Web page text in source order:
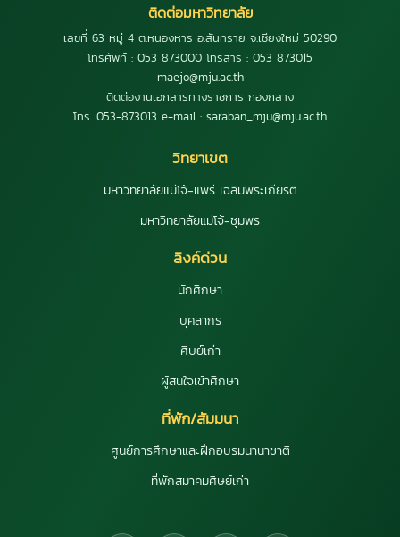
ติดต่อมหาวิทยาลัย
เลขที่ 63 หมู่ 4 ต.หนองหาร อ.สันทราย จ.เชียงใหม่ 50290
โทรศัพท์ : 053 873000 โทรสาร : 053 873015
maejo@mju.ac.th
ติดต่องานเอกสารทางราชการ กองกลาง
โทร. 053-873013 e-mail : saraban_mju@mju.ac.th
วิทยาเขต
มหาวิทยาลัยแม่โจ้-แพร่ เฉลิมพระเกียรติ
มหาวิทยาลัยแม่โจ้-ชุมพร
ลิงค์ด่วน
นักศึกษา
บุคลากร
ศิษย์เก่า
ผู้สนใจเข้าศึกษา
ที่พัก/สัมมนา
ศูนย์การศึกษาและฝึกอบรมนานาชาติ
ที่พักสมาคมศิษย์เก่า